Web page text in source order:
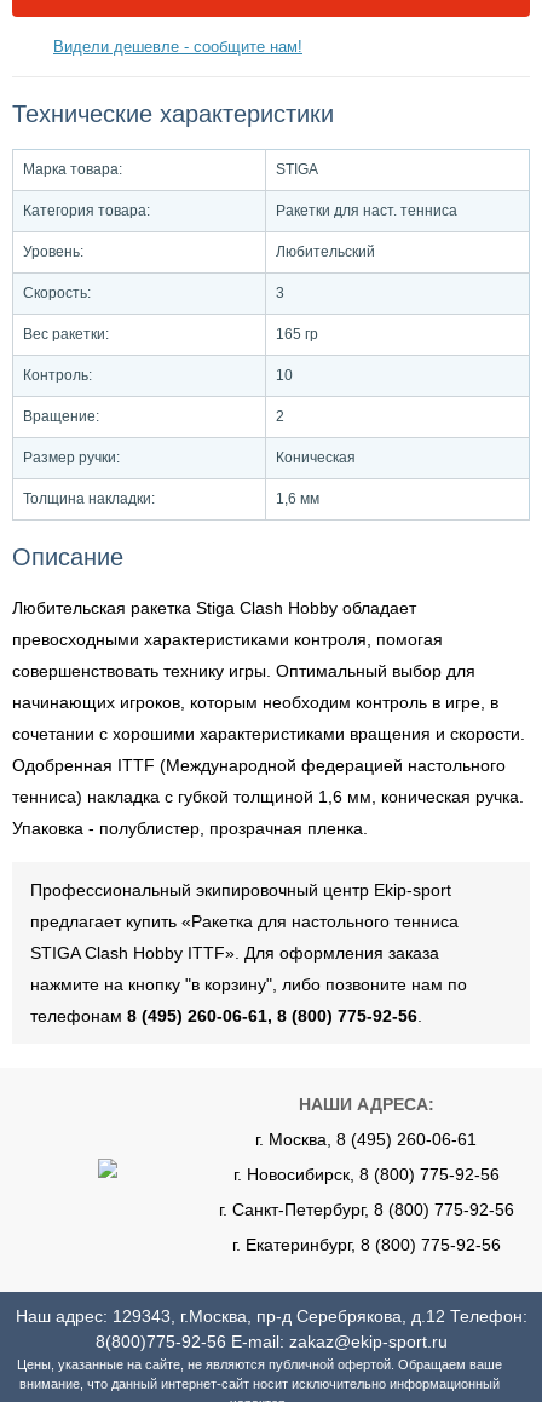
Видели дешевле - сообщите нам!
Технические характеристики
Марка товара: STIGA
Категория товара: Ракетки для наст. тенниса
Уровень: Любительский
Скорость: 3
Вес ракетки: 165 гр
Контроль: 10
Вращение: 2
Размер ручки: Коническая
Толщина накладки: 1,6 мм
Описание
Любительская ракетка Stiga Clash Hobby обладает
превосходными характеристиками контроля, помогая
совершенствовать технику игры. Оптимальный выбор для
начинающих игроков, которым необходим контроль в игре, в
сочетании с хорошими характеристиками вращения и скорости.
Одобренная ITTF (Международной федерацией настольного
тенниса) накладка с губкой толщиной 1,6 мм, коническая ручка.
Упаковка - полублистер, прозрачная пленка.
Профессиональный экипировочный центр Ekip-sport
предлагает купить «Ракетка для настольного тенниса
STIGA Clash Hobby ITTF». Для оформления заказа
нажмите на кнопку "в корзину", либо позвоните нам по
телефонам 8 (495) 260-06-61, 8 (800) 775-92-56
НАШИ АДРЕСА:
г. Москва, 8 (495) 260-06-61
г. Новосибирск, 8 (800) 775-92-56
г. Санкт-Петербург, 8 (800) 775-92-56
г. Екатеринбург, 8 (800) 775-92-56
Наш адрес: 129343, г.Москва, пр-д Серебрякова, д.12 Телефон:
8(800)775-92-56 E-mail: zakaz@ekip-sport.ru
Цены, указанные на сайте, не являются публичной офертой. Обращаем ваше
внимание, что данный интернет-сайт носит исключительно информационный